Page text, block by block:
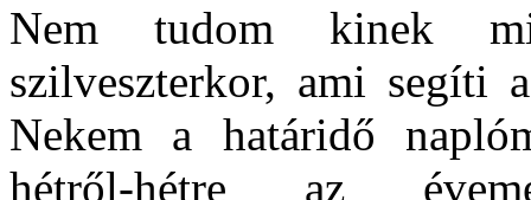
Nem tudom kinek
szilveszterkor, ami segíti
Nekem a határidő
hétről-hétre az